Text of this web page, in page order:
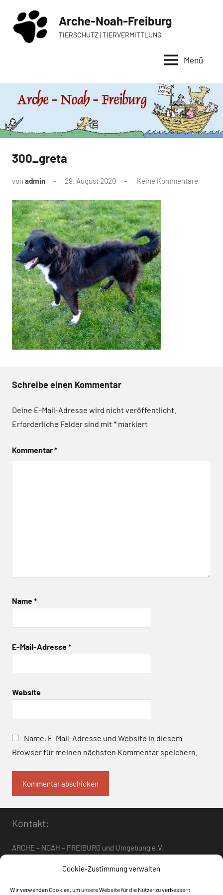
Cookie-Zustimmung verwalten
Wir verwenden Cookies, um unsere Website für die Nutzer zu verbessern.
Inhalt
springen
Arche-Noah-Freiburg
TIERSCHUTZ | TIERVERMITTLUNG
Menü
300_greta
von admin 29. August 2020 Keine Kommentare
Schreibe einen Kommentar
Deine E-Mail-Adresse wird nicht veröffentlicht.
Erforderliche Felder sind mit * markiert
Kommentar*
Name*
E-Mail-Adresse*
Website
Name, E-Mail-Adresse und Website in diesem
Browser für meinen nächsten Kommentar speichern.
Kontakt:
ARCHE – NOAH – FREIBURG und Umgebung e.V.
arche-noah-freiburg[at]freenet.de